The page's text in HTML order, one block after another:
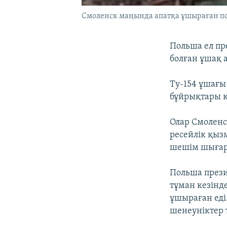
Смоленск маңында апатқа ұшыраған
Польша ел
болған ұшақ
Ту-154 ұшағы
бұйрықтары
Олар
ресейлік
шешім
Польша
тұман
ұшыраған
шенеуніктер